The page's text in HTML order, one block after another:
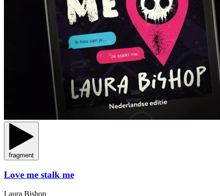
fragment
Love me stalk me
Laura Bishop